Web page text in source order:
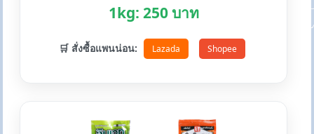
1kg: 250 บาท
🛒 สั่งซื้อแพนน่อน: Lazada Shopee